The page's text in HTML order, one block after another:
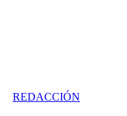
REDACCIÓN